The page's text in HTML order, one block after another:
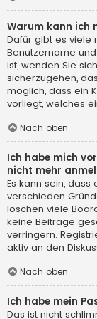
Warum kann ich
Dafür gibt es viele
Benutzername
ist, wenden Sie
sicherzugehen,
möglich, dass ein
vorliegt, welches
Nach oben
Ich habe mich
nicht mehr
Es kann sein,
verschieden
löschen viele
keine Beiträge
verringern.
aktiv an den
Nach oben
Ich habe mein
Das ist nicht